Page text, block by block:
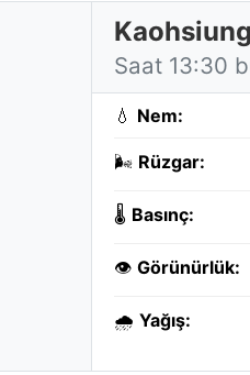
Saat 13:30
💧 Nem:
🌬️ Rüzgar:
🌡️ Basınç:
👁️ Görünürlük:
🌧️ Yağış: